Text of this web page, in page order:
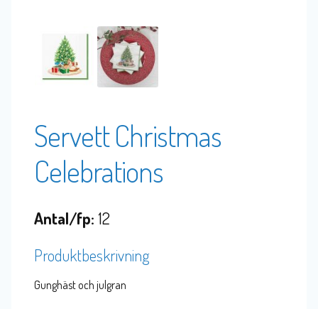
Servett Christmas
Celebrations
Antal/fp: 12
Produktbeskrivning
Gunghäst och julgran